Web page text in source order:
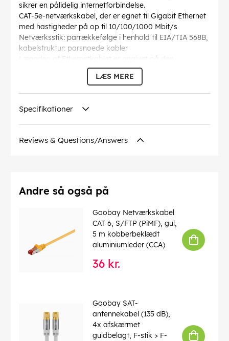
sikrer en pålidelig internetforbindelse.
CAT-5e-netværkskabel, der er egnet til Gigabit Ethernet
med hastigheder på op til 10/100/1000 Mbit/s
Netværksstik: parrækkefølge i henhold til EIA/TIA 568B,
kabelstruktur: parsnoede kabler
Længden af Ethernetkablet er angivet på den
overstøbte, slanke bøjningsbeskyttelsesmuffe på det
AWG: 26/7 (stranded)
Specifikation: CAT 5e
Kabelkappen diameter: 5.5 mm
Numre af skærm: 2 x
Driftstemperatur fra: -20 °C
max. båndbredde
: 100 MHz
: tosidet
: Rundkabel
Materiale kabelkappe: PVC
Inder leder materiale: CCA (kobberbeklædt aluminium)
4040849501463
LÆS MERE
Specifikationer
Reviews & Questions/Answers
Andre så også på
Goobay Netværkskabel
CAT 6, S/FTP (PiMF), gul,
5 m kobberbeklædt
aluminiumleder (CCA)
36 kr.
Goobay SAT-
antennekabel (135 dB),
4x afskærmet
guldbelagt, F-stik > F-